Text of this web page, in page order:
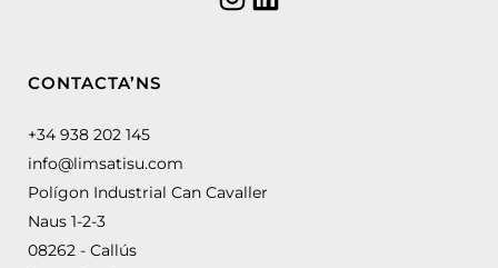
CONTACTA’NS
+34 938 202 145
info@limsatisu.com
Polígon Industrial Can Cavaller
Naus 1-2-3
08262 - Callús